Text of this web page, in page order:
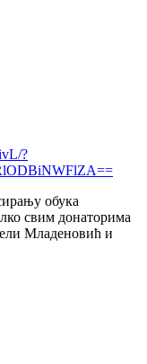
?
обука
свим донаторима
Младеновић и